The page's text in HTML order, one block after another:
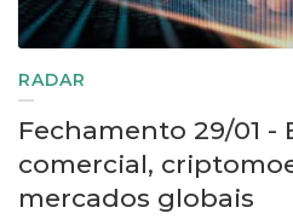
RADAR
Fechamento 29/01 -
comercial,
mercados globais